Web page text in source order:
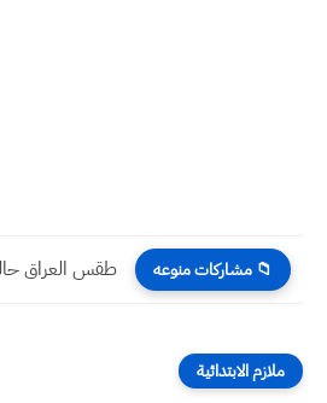
📁 مشاركات منوعه
ملازم الابتدائية